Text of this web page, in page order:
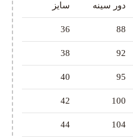
دور سینه سایز
88
36
92
38
95
40
100
42
104
44